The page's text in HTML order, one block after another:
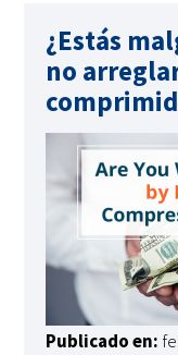
¿Estás
no
Publicado en: